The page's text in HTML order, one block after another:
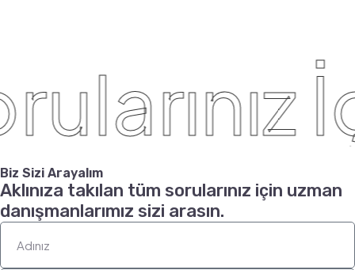
Biz Sizi Arayalım
Aklınıza takılan tüm sorularınız için uzman
danışmanlarımız sizi arasın.